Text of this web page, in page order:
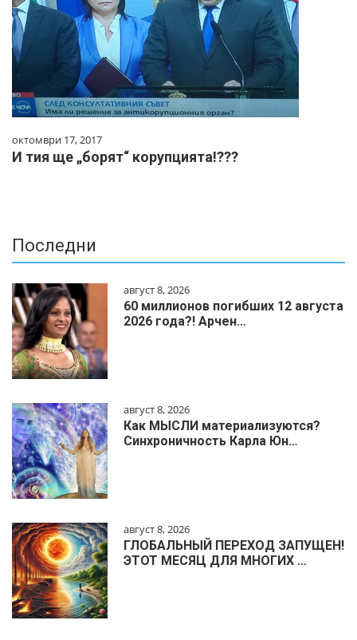
октомври 17, 2017
И тия ще „борят“ корупцията!???
Последни
август 8, 2026
60 миллионов погибших 12 августа
2026 года?! Арчен…
август 8, 2026
Как МЫСЛИ материализуются?
Синхроничность Карла Юн…
август 8, 2026
ГЛОБАЛЬНЫЙ ПЕРЕХОД ЗАПУЩЕН!
ЭТОТ МЕСЯЦ ДЛЯ МНОГИХ …